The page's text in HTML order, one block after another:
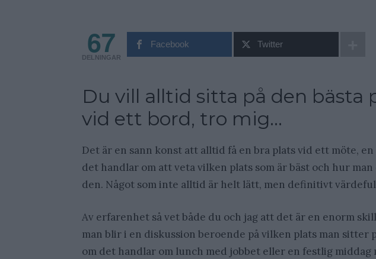
67
DELNINGAR
Facebook Twitter
Du vill alltid sitta på den bästa
vid ett bord, tro mig…
Det är en sann konst att alltid få en bra plats vid ett möte,
det handlar om att veta vilken plats som är bäst och hur
den. Något som inte alltid är helt lätt, men definitivt
Av erfarenhet så vet både du och jag att det är en enorm
man blir i en diskussion beroende på vilken plats man sitter
om det handlar om lunch med jobbet eller en festlig middag